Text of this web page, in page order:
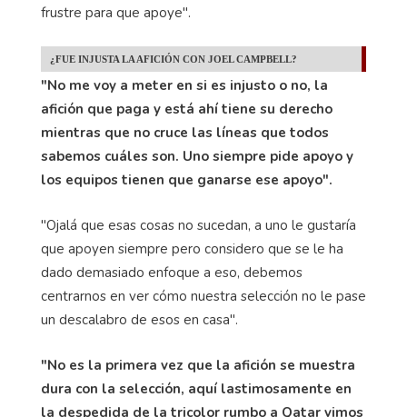
frustre para que apoye".
¿FUE INJUSTA LA AFICIÓN CON JOEL CAMPBELL?
"No me voy a meter en si es injusto o no, la
afición que paga y está ahí tiene su derecho
mientras que no cruce las líneas que todos
sabemos cuáles son. Uno siempre pide apoyo y
los equipos tienen que ganarse ese apoyo".
"Ojalá que esas cosas no sucedan, a uno le gustaría
que apoyen siempre pero considero que se le ha
dado demasiado enfoque a eso, debemos
centrarnos en ver cómo nuestra selección no le pase
un descalabro de esos en casa".
"No es la primera vez que la afición se muestra
dura con la selección, aquí lastimosamente en
la despedida de la tricolor rumbo a Qatar vimos